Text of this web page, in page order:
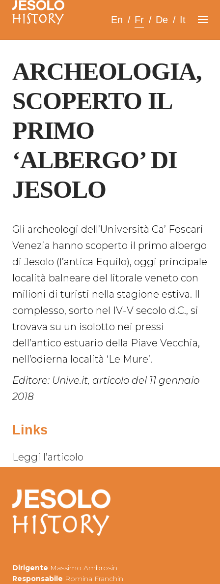
Skip
content
En Fr De It
ARCHEOLOGIA,
SCOPERTO IL
PRIMO
‘ALBERGO’ DI
JESOLO
Gli archeologi dell’Università Ca’ Foscari
Venezia hanno scoperto il primo albergo
di Jesolo (l’antica Equilo), oggi principale
località balneare del litorale veneto con
milioni di turisti nella stagione estiva. Il
complesso, sorto nel IV-V secolo d.C., si
trovava su un isolotto nei pressi
dell’antico estuario della Piave Vecchia,
nell’odierna località ‘Le Mure’.
Editore: Unive.it, articolo del 11 gennaio
2018
Links
Leggi l’articolo
Dirigente Massimo Ambrosin
Responsabile Romina Franchin